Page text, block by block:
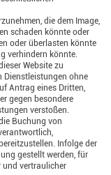
die dem Image,
schaden könnte oder
oder überlasten könnte
verhindern könnte.
Website zu
Dienstleistungen ohne
Antrag eines Dritten,
gegen besondere
verstoßen.
Buchung von
Infolge der
gestellt werden, für
und vertraulicher